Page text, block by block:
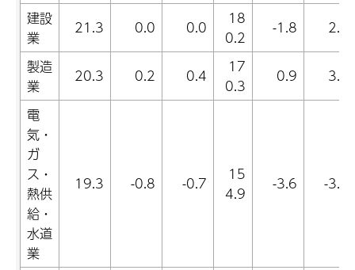
建設
業
21.3 0.0 0.0
18
0.2
-1.8
2.0
製造
業
20.3 0.2 0.4
17
0.3
0.9
3.9
電
気・
ガ
ス・
熱供
給・
水道
業
19.3 -0.8 -0.7
15
4.9
-3.6 -3.9